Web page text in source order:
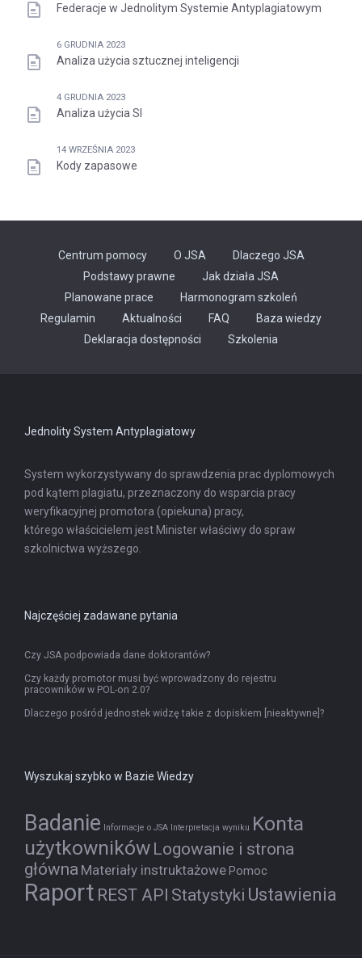
Federacje w Jednolitym Systemie Antyplagiatowym
6 GRUDNIA 2023
Analiza użycia sztucznej inteligencji
4 GRUDNIA 2023
Analiza użycia SI
14 WRZEŚNIA 2023
Kody zapasowe
Centrum pomocy O JSA
Dlaczego JSA
Podstawy prawne
Jak działa JSA
Planowane prace
Harmonogram szkoleń
Regulamin
Aktualności FAQ
Baza wiedzy
Deklaracja dostępności
Szkolenia
Jednolity System Antyplagiatowy
System wykorzystywany do sprawdzenia prac dyplomowych
pod kątem plagiatu, przeznaczony do wsparcia pracy
weryfikacyjnej promotora (opiekuna) pracy,
którego właścicielem jest Minister właściwy do spraw
szkolnictwa wyższego.
Najczęściej zadawane pytania
Czy JSA podpowiada dane doktorantów?
Czy każdy promotor musi być wprowadzony do rejestru
pracowników w POL-on 2.0?
Dlaczego pośród jednostek widzę takie z dopiskiem [nieaktywne]?
Wyszukaj szybko w Bazie Wiedzy
Badanie Informacje o JSA Interpretacja wyniku Konta
użytkowników Logowanie i strona
główna Materiały instruktażowe Pomoc
Raport REST API Statystyki Ustawienia